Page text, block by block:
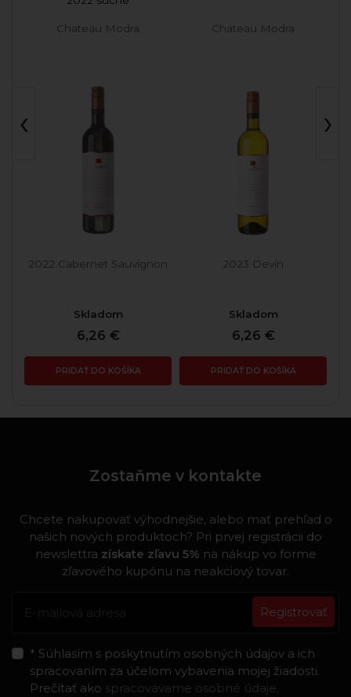
Chateau Modra
2022 Cabernet Sauvignon
Skladom
6,26 €
PRIDAŤ DO KOŠÍKA
Chateau Modra
2023 Devín
Skladom
6,26 €
PRIDAŤ DO KOŠÍKA
‹ ›
Zostaňme v kontakte
Chcete nakupovať výhodnejšie, alebo mať prehľad o
našich nových produktoch? Pri prvej registrácii do
newslettra získate zľavu 5% na nákup vo forme
zľavového kupónu na neakciový tovar.
Registrovať
* Súhlasím s poskytnutím osobných údajov a ich
spracovaním za účelom vybavenia mojej žiadosti.
Prečítať ako spracovávame osobné údaje.